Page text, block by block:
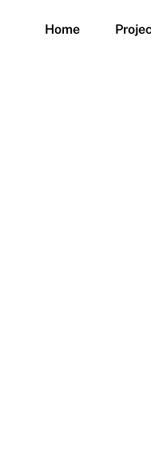
Home